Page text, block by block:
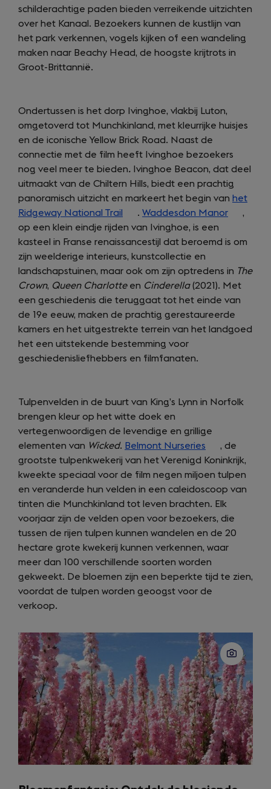
schilderachtige paden bieden verreikende uitzichten
over het Kanaal. Bezoekers kunnen de kustlijn van
het park verkennen, vogels kijken of een wandeling
maken naar Beachy Head, de hoogste krijtrots in
Groot-Brittannië.
Ondertussen is het dorp Ivinghoe, vlakbij Luton,
omgetoverd tot Munchkinland, met kleurrijke huisjes
en de iconische Yellow Brick Road. Naast de
connectie met de film heeft Ivinghoe bezoekers
nog veel meer te bieden. Ivinghoe Beacon, dat deel
uitmaakt van de Chiltern Hills, biedt een prachtig
panoramisch uitzicht en markeert het begin van het
Ridgeway National Trail
(opens
in
a
new
tab)
. Waddesdon Manor (opens
a
tab)
,
op een klein eindje rijden van Ivinghoe, is een
kasteel in Franse renaissancestijl dat beroemd is om
zijn weelderige interieurs, kunstcollectie en
landschapstuinen, maar ook om zijn optredens in The
Crown, Queen Charlotteen Cinderella(2021). Met
een geschiedenis die teruggaat tot het einde van
de 19e eeuw, maken de prachtig gerestaureerde
kamers en het uitgestrekte terrein van het landgoed
het een uitstekende bestemming voor
geschiedenisliefhebbers en filmfanaten.
Tulpenvelden in de buurt van King’s Lynn in Norfolk
brengen kleur op het witte doek en
vertegenwoordigen de levendige en grillige
elementen van Wicked. Belmont Nurseries (opens
in
a
new
tab)
, de
grootste tulpenkwekerij van het Verenigd Koninkrijk,
kweekte speciaal voor de film negen miljoen tulpen
en veranderde hun velden in een caleidoscoop van
tinten die Munchkinland tot leven brachten. Elk
voorjaar zijn de velden open voor bezoekers, die
tussen de rijen tulpen kunnen wandelen en de 20
hectare grote kwekerij kunnen verkennen, waar
meer dan 100 verschillende soorten worden
gekweekt. De bloemen zijn een beperkte tijd te zien,
voordat de tulpen worden geoogst voor de
verkoop.